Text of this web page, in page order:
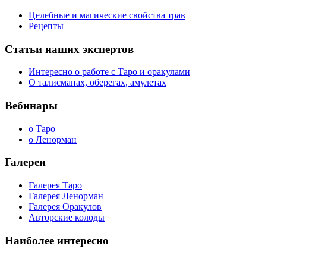
Целебные и магические свойства трав
Рецепты
Статьи наших экспертов
Интересно о работе с Таро и оракулами
О талисманах, оберегах, амулетах
Вебинары
о Таро
о Ленорман
Галереи
Галерея Таро
Галерея Ленорман
Галерея Оракулов
Авторские колоды
Наиболее интересно